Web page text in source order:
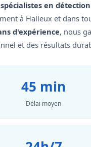
spécialistes en
à Halleux et dans
d'expérience, nous
et des résultats
45 min
Délai moyen